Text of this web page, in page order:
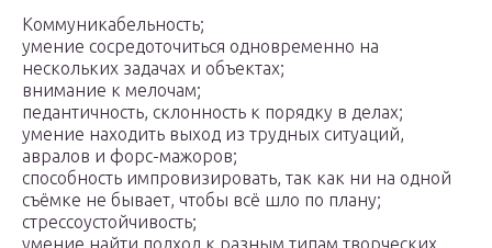
Коммуникабельность;
умение сосредоточиться одновременно на
нескольких задачах и объектах;
внимание к мелочам;
педантичность, склонность к порядку в делах;
умение находить выход из трудных ситуаций,
авралов и форс-мажоров;
способность импровизировать, так как ни на одной
съёмке не бывает, чтобы всё шло по плану;
стрессоустойчивость;
умение найти подход к разным типам творческих